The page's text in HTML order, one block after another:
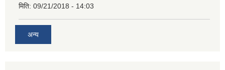
मिति: 09/21/2018 - 14:03
अन्य